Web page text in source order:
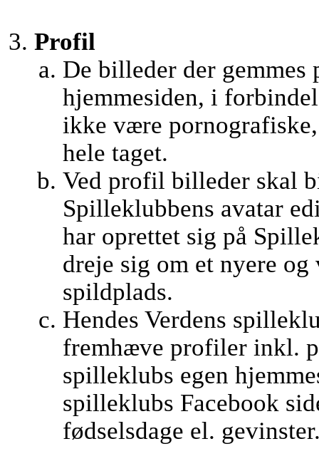
Profil
De billeder der gemmes
hjemmesiden, i
ikke være
hele taget.
Ved profil billeder skal
Spilleklubbens avatar
har oprettet sig på
dreje sig om et nyere
spildplads.
Hendes Verdens
fremhæve profiler inkl.
spilleklubs egen
spilleklubs Facebook
fødselsdage el.